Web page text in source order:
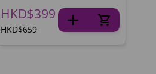
HKD$399
HKD$659